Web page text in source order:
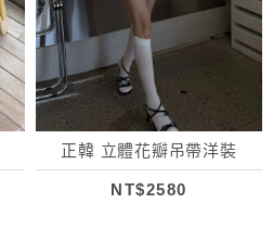
正韓 立體花瓣吊帶洋裝
NT$2580